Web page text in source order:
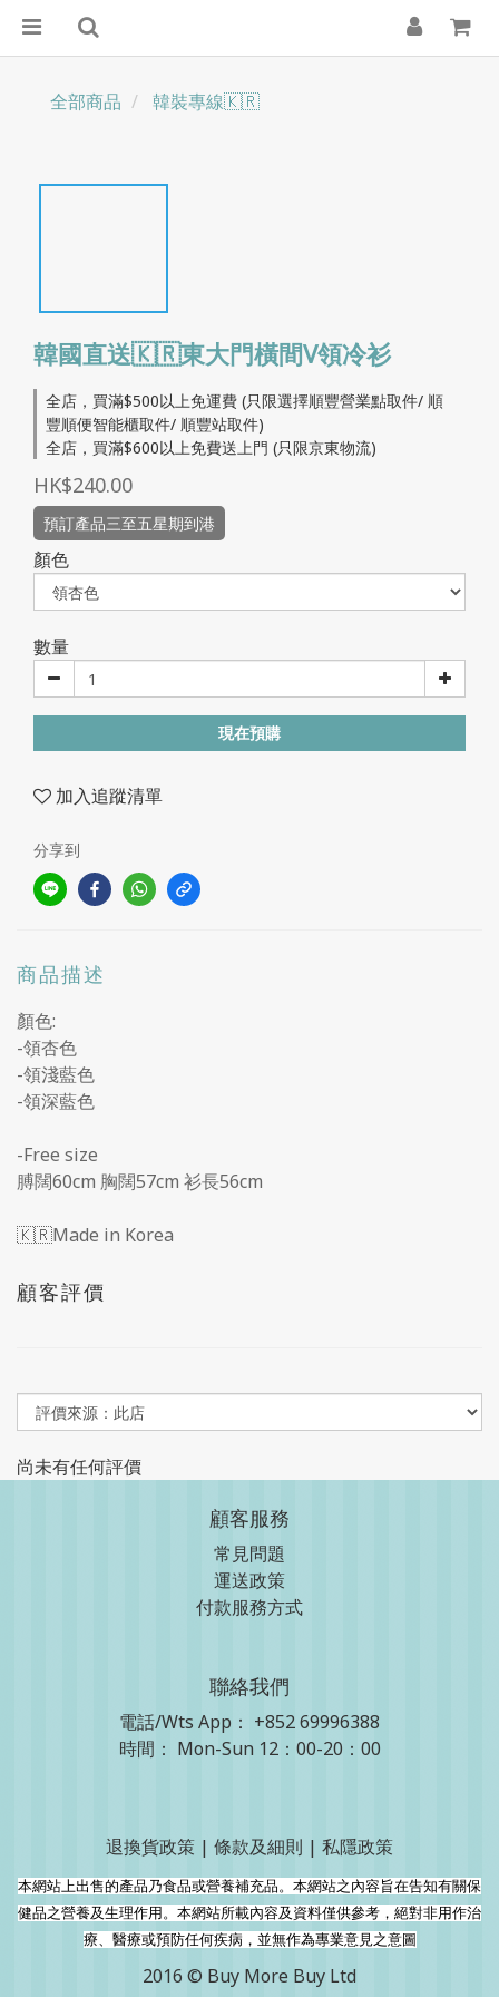
全部商品 韓裝專線🇰🇷
韓國直送🇰🇷東大門橫間V領冷衫
全店，買滿$500以上免運費 (只限選擇順豐營業點取件/ 順
豐順便智能櫃取件/ 順豐站取件)
全店，買滿$600以上免費送上門 (只限京東物流)
HK$240.00
預訂產品三至五星期到港
顏色
數量
現在預購
加入追蹤清單
分享到
商品描述
顏色:
-領杏色
-領淺藍色
-領深藍色
-Free size
膊闊60cm 胸闊57cm 衫長56cm
🇰🇷Made in Korea
顧客評價
尚未有任何評價
顧客服務
常見問題
運送政策
付款服務方式
聯絡我們
電話/Wts App： +852 69996388
時間： Mon-Sun 12：00-20：00
退換貨政策 | 條款及細則 | 私隱政策
本網站上出售的產品乃食品或營養補充品。本網站之內容旨在告知有關保
健品之營養及生理作用。本網站所載內容及資料僅供參考，絕對非用作治
療、醫療或預防任何疾病，並無作為專業意見之意圖
2016 © Buy More Buy Ltd